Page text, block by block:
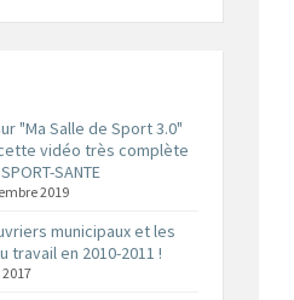
"Ma Salle de Sport 3.0"
vidéo très complète
SANTE
2019
municipaux et les
travail en 2010-2011 !